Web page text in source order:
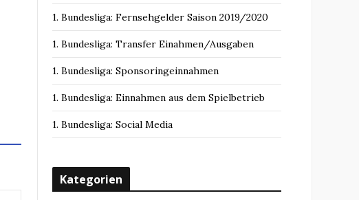
1. Bundesliga: Fernsehgelder Saison 2019/2020
1. Bundesliga: Transfer Einahmen/Ausgaben
1. Bundesliga: Sponsoringeinnahmen
1. Bundesliga: Einnahmen aus dem Spielbetrieb
1. Bundesliga: Social Media
Kategorien